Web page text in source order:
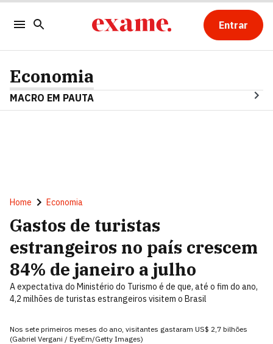
Entrar
Economia
MACRO EM PAUTA
Home Economia
Gastos de turistas
estrangeiros no país crescem
84% de janeiro a julho
A expectativa do Ministério do Turismo é de que, até o fim do ano,
4,2 milhões de turistas estrangeiros visitem o Brasil
Nos sete primeiros meses do ano, visitantes gastaram US$ 2,7 bilhões
(Gabriel Vergani / EyeEm/Getty Images)